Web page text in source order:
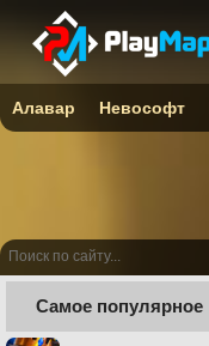
Самое популярное
Алавар Невософт